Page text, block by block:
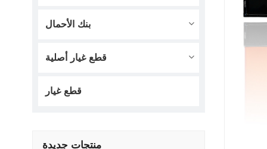
بنك الأحمال
قطع غيار أصلية
قطع غيار
منتجات جديدة